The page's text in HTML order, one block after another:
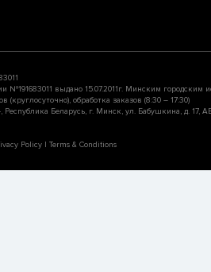
№191683011 выдано 15.07.2011г. Минским
(круглосуточно), обработка заказов (8:30 – 17:30)
Беларусь, г. Минск, ул. Бабушкина, д. 17,
Policy | Terms & Conditions